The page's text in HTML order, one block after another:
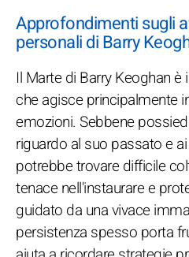
Approfondimenti sugli
personali di Barry
Il Marte di Barry Keoghan
che agisce principalmente
emozioni. Sebbene
riguardo al suo passato e
potrebbe trovare difficile
tenace nell'instaurare e
guidato da una vivace
persistenza spesso porta